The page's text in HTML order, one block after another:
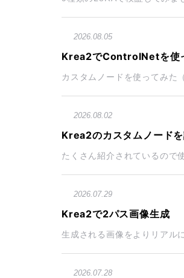
2026.08.05
Krea2でControlNetを使
カスタムノードを使ってみ
2026.08.02
Krea2のカスタムノード
たくさん紹介されているので
2026.07.29
Krea2で2パス画像生成
生成される画像をよりリアル
2026.07.28